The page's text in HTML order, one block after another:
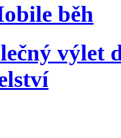
běh
výlet